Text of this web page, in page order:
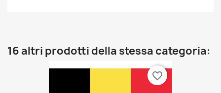
16 altri prodotti della stessa categoria:
favorite_border